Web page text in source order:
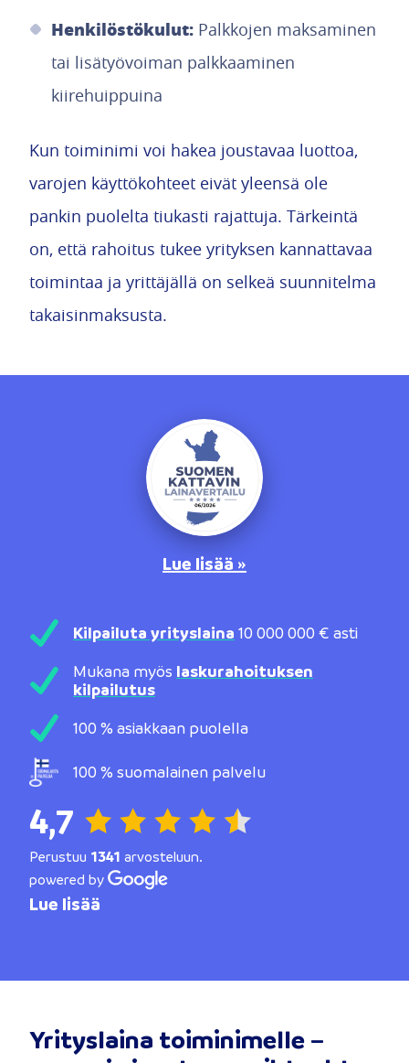
Henkilöstökulut: Palkkojen maksaminen
tai lisätyövoiman palkkaaminen
kiirehuippuina
Kun toiminimi voi hakea joustavaa luottoa,
varojen käyttökohteet eivät yleensä ole
pankin puolelta tiukasti rajattuja. Tärkeintä
on, että rahoitus tukee yrityksen kannattavaa
toimintaa ja yrittäjällä on selkeä suunnitelma
takaisinmaksusta.
Lue lisää »
Kilpailuta yrityslaina 10 000 000 € asti
Mukana myös laskurahoituksen
kilpailutus
100 % asiakkaan puolella
100 % suomalainen palvelu
4,7
Perustuu 1341 arvosteluun.
powered by
Lue lisää
Yrityslaina toiminimelle –